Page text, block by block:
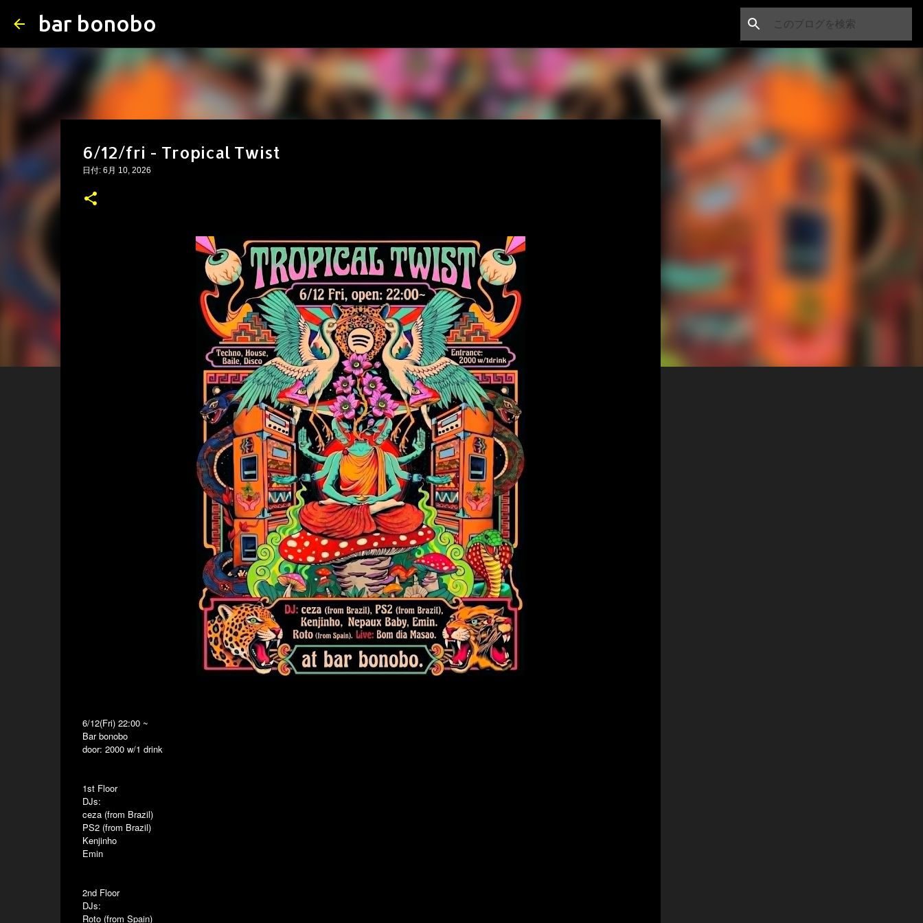
bar bonobo
6/12/fri - Tropical Twist
日付: 6月 10, 2026
6/12(Fri) 22:00 ~
Bar bonobo
door: 2000 w/1 drink
1st Floor
DJs:
ceza (from Brazil)
PS2 (from Brazil)
Kenjinho
Emin
2nd Floor
DJs:
Roto (from Spain)